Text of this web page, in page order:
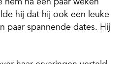
hij dat hij ook een leuke
paar spannende dates. Hij